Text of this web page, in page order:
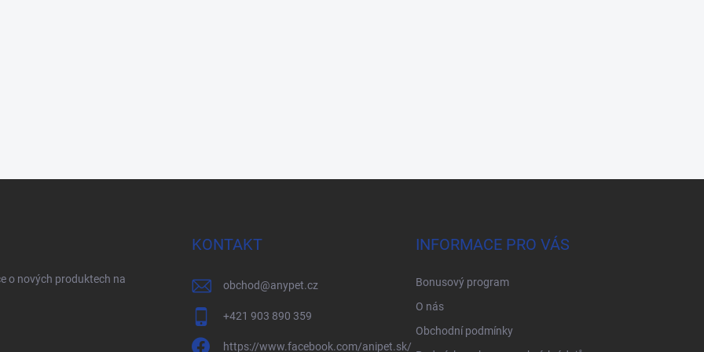
o nových produktech na
KONTAKT
obchod@anypet.cz
+421 903 890 359
https://www.facebook.com/anipet.sk/
INFORMACE PRO VÁS
Bonusový program
O nás
Obchodní podmínky